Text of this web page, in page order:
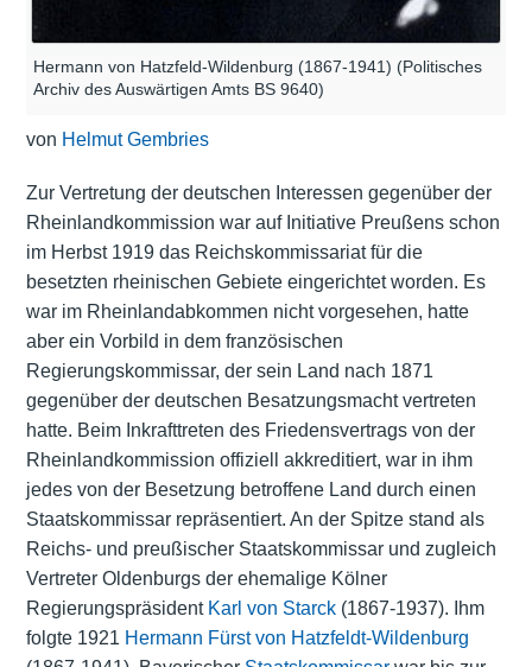
Hermann von Hatzfeld-Wildenburg (1867-1941) (Politisches
Archiv des Auswärtigen Amts BS 9640)
von Helmut Gembries
Zur Vertretung der deutschen Interessen gegenüber der
Rheinlandkommission war auf Initiative Preußens schon
im Herbst 1919 das Reichskommissariat für die
besetzten rheinischen Gebiete eingerichtet worden. Es
war im Rheinlandabkommen nicht vorgesehen, hatte
aber ein Vorbild in dem französischen
Regierungskommissar, der sein Land nach 1871
gegenüber der deutschen Besatzungsmacht vertreten
hatte. Beim Inkrafttreten des Friedensvertrags von der
Rheinlandkommission offiziell akkreditiert, war in ihm
jedes von der Besetzung betroffene Land durch einen
Staatskommissar repräsentiert. An der Spitze stand als
Reichs- und preußischer Staatskommissar und zugleich
Vertreter Oldenburgs der ehemalige Kölner
Regierungspräsident Karl von Starck(1867-1937). Ihm
folgte 1921 Hermann Fürst von Hatzfeldt-Wildenburg